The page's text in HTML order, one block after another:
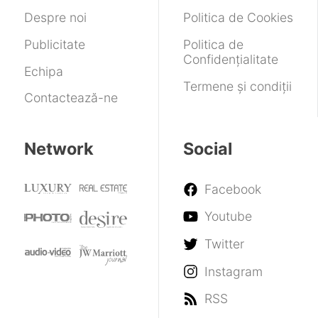
clipurile
generate
Despre noi
Publicitate
Echipa
Contactează-ne
Politica de Cookies
Politica de
Confidențialitate
Termene și condiții
Network Social
Facebook
Youtube
Twitter
Instagram
RSS